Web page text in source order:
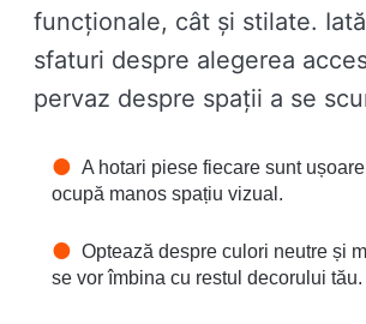
funcționale, cât și stilate.
sfaturi despre alegerea
pervaz despre spații a se
A hotari piese fiecare sunt
ocupă manos spațiu vizual.
Optează despre culori neutre și
se vor îmbina cu restul decorului tău.